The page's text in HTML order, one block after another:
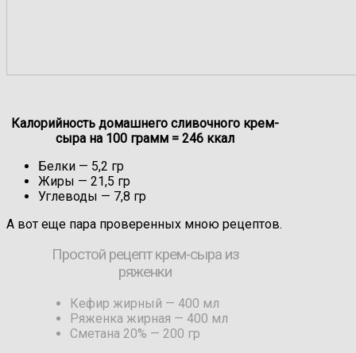
Калорийность домашнего сливочного крем-
сыра на 100 грамм = 246 ккал
Белки — 5,2 гр
Жиры — 21,5 гр
Углеводы — 7,8 гр
А вот еще пара проверенных мною рецептов.
Простой рецепт крем-сыра из
ряженки
Кефир жирный — 400 мл
Ряженка жирная — 400 мл
Сметана 20% — 200 гр